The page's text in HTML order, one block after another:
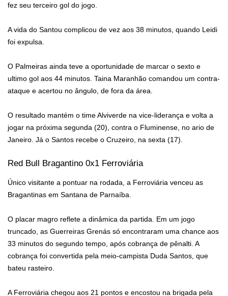
fez seu terceiro gol do jogo.
A vida do Santou complicou de vez aos 38 minutos, quando Leidi
foi expulsa.
O Palmeiras ainda teve a oportunidade de marcar o sexto e
ultimo gol aos 44 minutos. Taina Maranhão comandou um contra-
ataque e acertou no ângulo, de fora da área.
O resultado mantém o time Alviverde na vice-liderança e volta a
jogar na próxima segunda (20), contra o Fluminense, no ario de
Janeiro. Já o Santos recebe o Cruzeiro, na sexta (17).
Red Bull Bragantino 0x1 Ferroviária
Único visitante a pontuar na rodada, a Ferroviária venceu as
Bragantinas em Santana de Parnaíba.
O placar magro reflete a dinâmica da partida. Em um jogo
truncado, as Guerreiras Grenás só encontraram uma chance aos
33 minutos do segundo tempo, após cobrança de pênalti. A
cobrança foi convertida pela meio-campista Duda Santos, que
bateu rasteiro.
A Ferroviária chegou aos 21 pontos e encostou na brigada pela